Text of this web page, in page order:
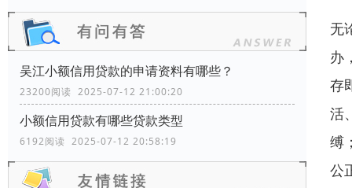
吴江小额信用贷款的申请资料有哪些？
23200阅读 2025-07-12 21:00:20
小额信用贷款有哪些贷款类型
6192阅读 2025-07-12 20:58:19
无
办
存
活
缚
公